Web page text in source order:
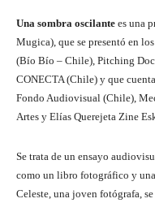
Una sombra oscilante es una
Mugica), que se presentó en
(Bío Bío – Chile), Pitching
CONECTA (Chile) y que
Fondo Audiovisual (Chile),
Artes y Elías Querejeta Zine
Se trata de un ensayo
como un libro fotográfico y
Celeste, una joven fotógrafa,